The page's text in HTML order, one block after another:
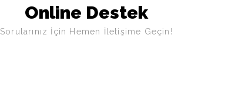
Online Destek
Sorularınız İçin Hemen İletişime Geçin!